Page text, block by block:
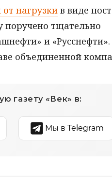
нагрузки в виде
поручено тщательно
и «Русснефти».
объединенной
газету «Век» в:
Мы в Telegram